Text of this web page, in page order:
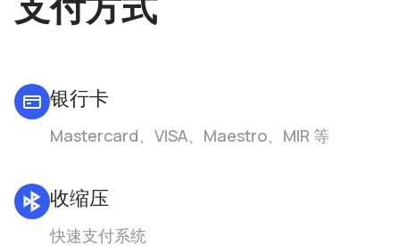
银行卡
Mastercard、VISA、Maestro、MIR 等
收缩压
快速支付系统